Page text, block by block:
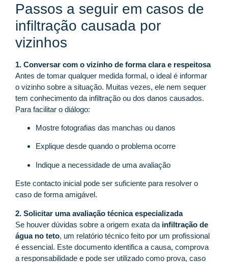
Passos a seguir em casos de
infiltração causada por
vizinhos
1. Conversar com o vizinho de forma clara e respeitosa
Antes de tomar qualquer medida formal, o ideal é informar
o vizinho sobre a situação. Muitas vezes, ele nem sequer
tem conhecimento da infiltração ou dos danos causados.
Para facilitar o diálogo:
Mostre fotografias das manchas ou danos
Explique desde quando o problema ocorre
Indique a necessidade de uma avaliação
Este contacto inicial pode ser suficiente para resolver o
caso de forma amigável.
2. Solicitar uma avaliação técnica especializada
Se houver dúvidas sobre a origem exata da infiltração de
água no teto, um relatório técnico feito por um profissional
é essencial. Este documento identifica a causa, comprova
a responsabilidade e pode ser utilizado como prova, caso